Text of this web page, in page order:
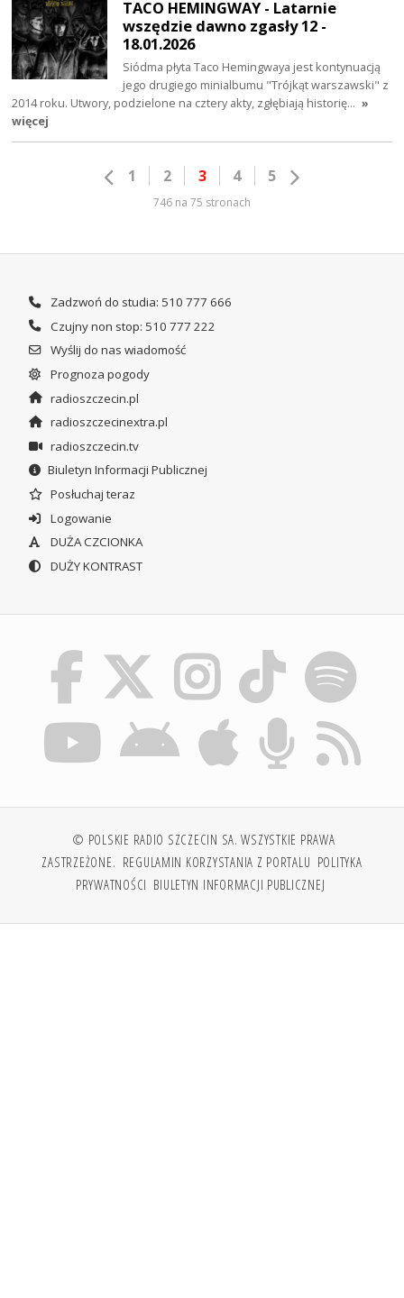
TACO HEMINGWAY - Latarnie
wszędzie dawno zgasły 12 -
18.01.2026
Siódma płyta Taco Hemingwaya jest kontynuacją
jego drugiego minialbumu "Trójkąt warszawski" z
2014 roku. Utwory, podzielone na cztery akty, zgłębiają historię… »
więcej
1 2 3 4 5
746 na 75 stronach
Zadzwoń do studia: 510 777 666
Czujny non stop: 510 777 222
Wyślij do nas wiadomość
Prognoza pogody
radioszczecin.pl
radioszczecinextra.pl
radioszczecin.tv
Biuletyn Informacji Publicznej
Posłuchaj teraz
Logowanie
DUŻA CZCIONKA
DUŻY KONTRAST
© POLSKIE RADIO SZCZECIN SA. WSZYSTKIE PRAWA
ZASTRZEŻONE. REGULAMIN KORZYSTANIA Z PORTALU POLITYKA
PRYWATNOŚCI BIULETYN INFORMACJI PUBLICZNEJ